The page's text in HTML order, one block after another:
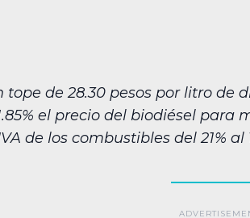
de 28.30 pesos por litro de
el precio del biodiésel para
de los combustibles del 21% al